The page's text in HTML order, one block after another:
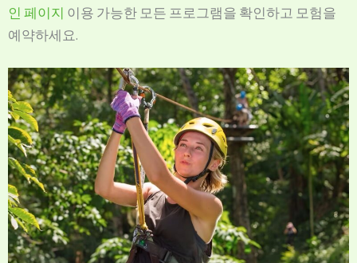
인 페이지 이용 가능한 모든 프로그램을 확인하고 모험을
예약하세요.